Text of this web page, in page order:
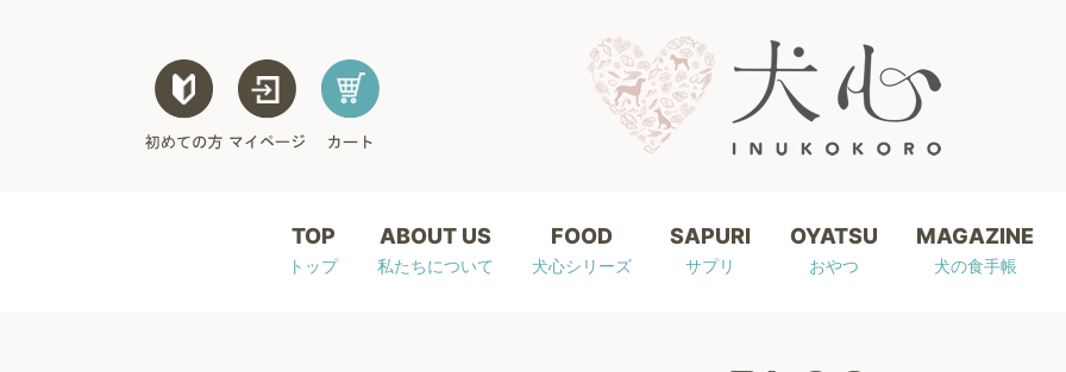
TOP
トップ
ABOUT US
私たちについて
FOOD
犬心シリーズ
SAPURI
サプリ
OYATSU
おやつ
MAGAZINE
犬の食手帳